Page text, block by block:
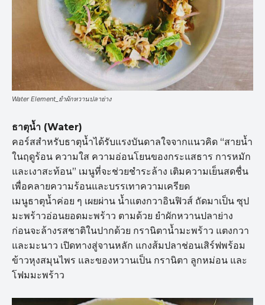
Water Element_ยำผักหวานปลาย่าง
ธาตุน้ำ (Water)
คอร์สสำหรับธาตุน้ำได้รับแรงบันดาลใจจากแนวคิด “สายน้ำ
ในฤดูร้อน ความใส ความอ่อนโยนของกระแสธาร การหมัก
และเงาสะท้อน” เมนูที่จะช่วยชำระล้าง เติมความเย็นสดชื่น
เพื่อคลายความร้อนและบรรเทาความเครียด
เมนูธาตุน้ำค่อย ๆ เผยผ่าน น้ำแตงกวาอินฟิวส์ ถัดมาเป็น ซุป
มะพร้าวอ่อนยอดมะพร้าว ตามด้วย ยำผักหวานปลาย่าง
ก่อนจะล้างรสชาติในปากด้วย กรานิตาน้ำมะพร้าว แตงกวา
และมะนาว เปิดทางสู่จานหลัก แกงส้มปลาช่อนเสิร์ฟพร้อม
ข้าวหุงสมุนไพร และของหวานเป็น กรานิตา ลูกหม่อน และ
โฟมมะพร้าว